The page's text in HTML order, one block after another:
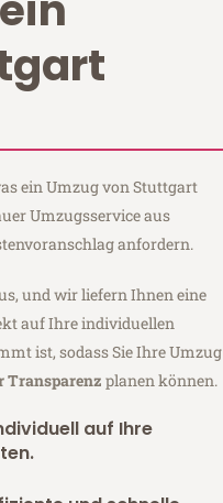
ein Umzug von Stuttgart
Umzugsservice aus
anfordern.
und wir liefern Ihnen eine
auf Ihre individuellen
ist, sodass Sie Ihre Umzug
Transparenz planen können.
auf Ihre